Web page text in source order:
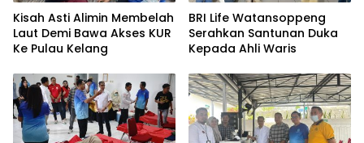
Kisah Asti Alimin Membelah
Laut Demi Bawa Akses KUR
Ke Pulau Kelang
BRI Life Watansoppeng
Serahkan Santunan Duka
Kepada Ahli Waris